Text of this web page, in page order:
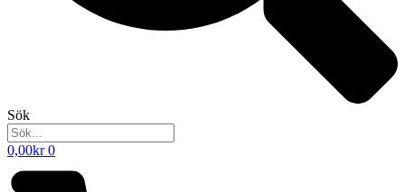
Sök
0,00kr 0